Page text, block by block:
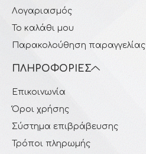
Λογαριασμός
Το καλάθι μου
Παρακολούθηση παραγγελίας
ΠΛΗΡΟΦΟΡΊΕΣ
Επικοινωνία
Όροι χρήσης
Σύστημα επιβράβευσης
Τρόποι πληρωμής